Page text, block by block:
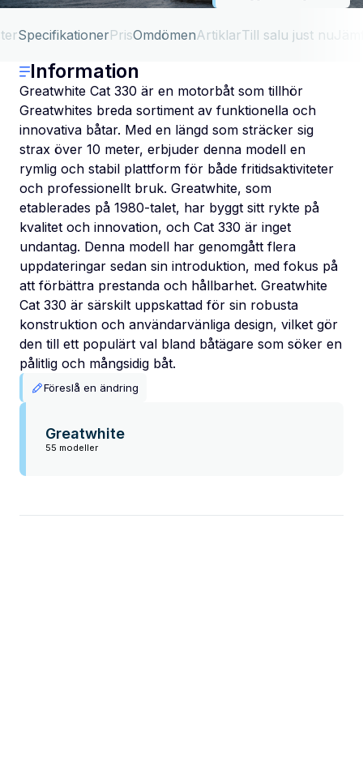
SpecifikationerPrisOmdömenArtiklarTill salu just nu
Information
Greatwhite Cat 330 är en motorbåt som tillhör
Greatwhites breda sortiment av funktionella och
innovativa båtar. Med en längd som sträcker sig
strax över 10 meter, erbjuder denna modell en
rymlig och stabil plattform för både fritidsaktiviteter
och professionellt bruk. Greatwhite, som
etablerades på 1980-talet, har byggt sitt rykte på
kvalitet och innovation, och Cat 330 är inget
undantag. Denna modell har genomgått flera
uppdateringar sedan sin introduktion, med fokus på
att förbättra prestanda och hållbarhet. Greatwhite
Cat 330 är särskilt uppskattad för sin robusta
konstruktion och användarvänliga design, vilket gör
den till ett populärt val bland båtägare som söker en
pålitlig och mångsidig båt.
Föreslå en ändring
Greatwhite
55 modeller